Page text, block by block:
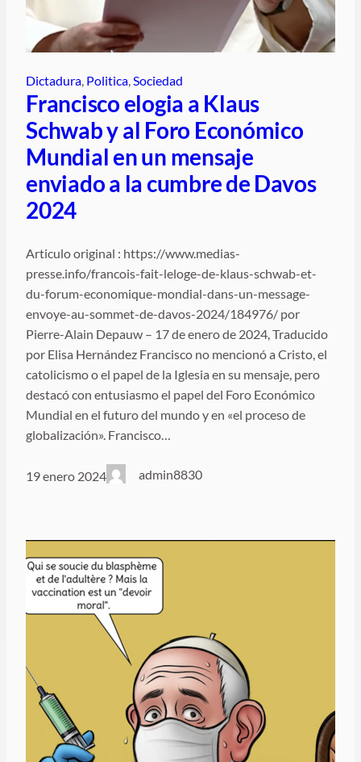
Dictadura, Politica, Sociedad
Francisco elogia a Klaus
Schwab y al Foro Económico
Mundial en un mensaje
enviado a la cumbre de Davos
2024
Articulo original : https://www.medias-
presse.info/francois-fait-leloge-de-klaus-schwab-et-
du-forum-economique-mondial-dans-un-message-
envoye-au-sommet-de-davos-2024/184976/ por
Pierre-Alain Depauw – 17 de enero de 2024, Traducido
por Elisa Hernández Francisco no mencionó a Cristo, el
catolicismo o el papel de la Iglesia en su mensaje, pero
destacó con entusiasmo el papel del Foro Económico
Mundial en el futuro del mundo y en «el proceso de
globalización». Francisco…
19 enero 2024 admin8830